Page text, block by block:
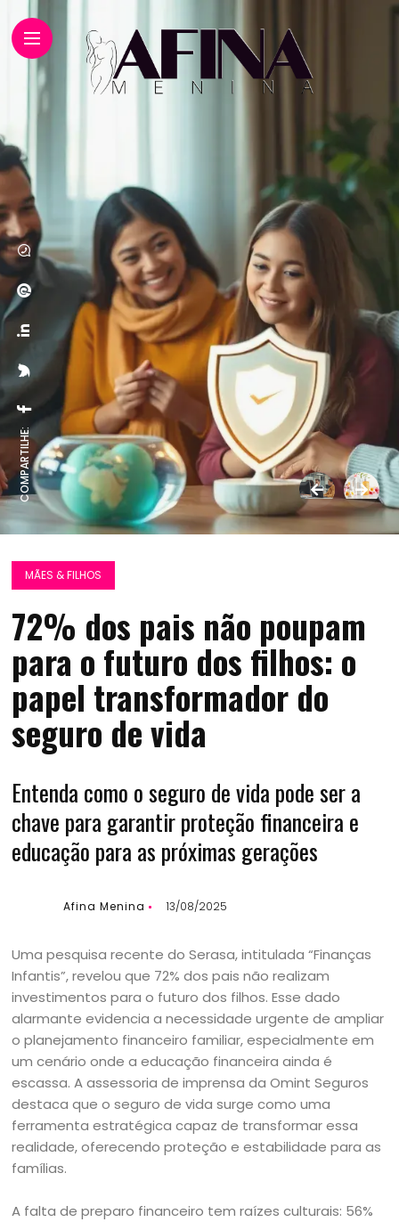
COMPARTILHE:
MÃES & FILHOS
72% dos pais não poupam
para o futuro dos filhos: o
papel transformador do
seguro de vida
Entenda como o seguro de vida pode ser a
chave para garantir proteção financeira e
educação para as próximas gerações
Afina Menina 13/08/2025
Uma pesquisa recente do Serasa, intitulada “Finanças
Infantis”, revelou que 72% dos pais não realizam
investimentos para o futuro dos filhos. Esse dado
alarmante evidencia a necessidade urgente de ampliar
o planejamento financeiro familiar, especialmente em
um cenário onde a educação financeira ainda é
escassa. A assessoria de imprensa da Omint Seguros
destaca que o seguro de vida surge como uma
ferramenta estratégica capaz de transformar essa
realidade, oferecendo proteção e estabilidade para as
famílias.
A falta de preparo financeiro tem raízes culturais: 56%